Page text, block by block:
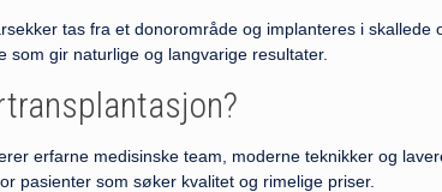
tas fra et donorområde og implanteres i
gir naturlige og langvarige resultater.
erfarne medisinske team, moderne teknikker og
pasienter som søker kvalitet og rimelige priser.